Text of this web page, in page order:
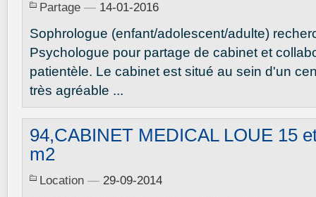
Partage — 14-01-2016
Sophrologue (enfant/adolescent/adulte)
Psychologue pour partage de cabinet et
patientèle. Le cabinet est situé au sein d'un
très agréable ...
94,CABINET MEDICAL LOUE 15
m2
Location — 29-09-2014